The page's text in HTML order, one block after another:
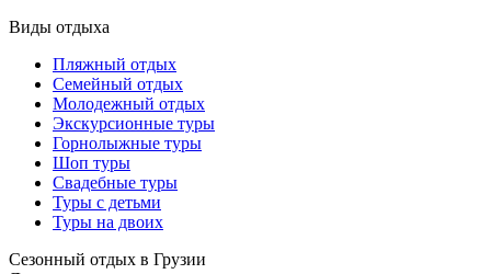
Виды отдыха
Пляжный отдых
Семейный отдых
Молодежный отдых
Экскурсионные туры
Горнолыжные туры
Шоп туры
Свадебные туры
Туры с детьми
Туры на двоих
Сезонный отдых в Грузии